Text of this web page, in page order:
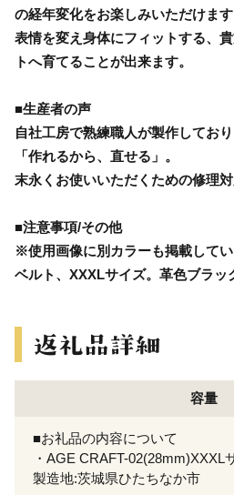
の経年変化をお楽しみいただけます
表情を変え身体にフィットする、
トへ育てることが出来ます。
■生産者の声
自社工房で熟練職人が製作しており
「作れるから、直せる」。
末永くお使いいただくための修理対
■注意事項/その他
※使用画像に別カラーも掲載して
ベルト、XXXLサイズ。革色ブラッ
容量
■お礼品の内容について
・AGE CRAFT-
製造地:茨城県ひたちなか市